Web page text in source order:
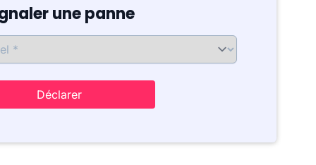
une panne
Déclarer